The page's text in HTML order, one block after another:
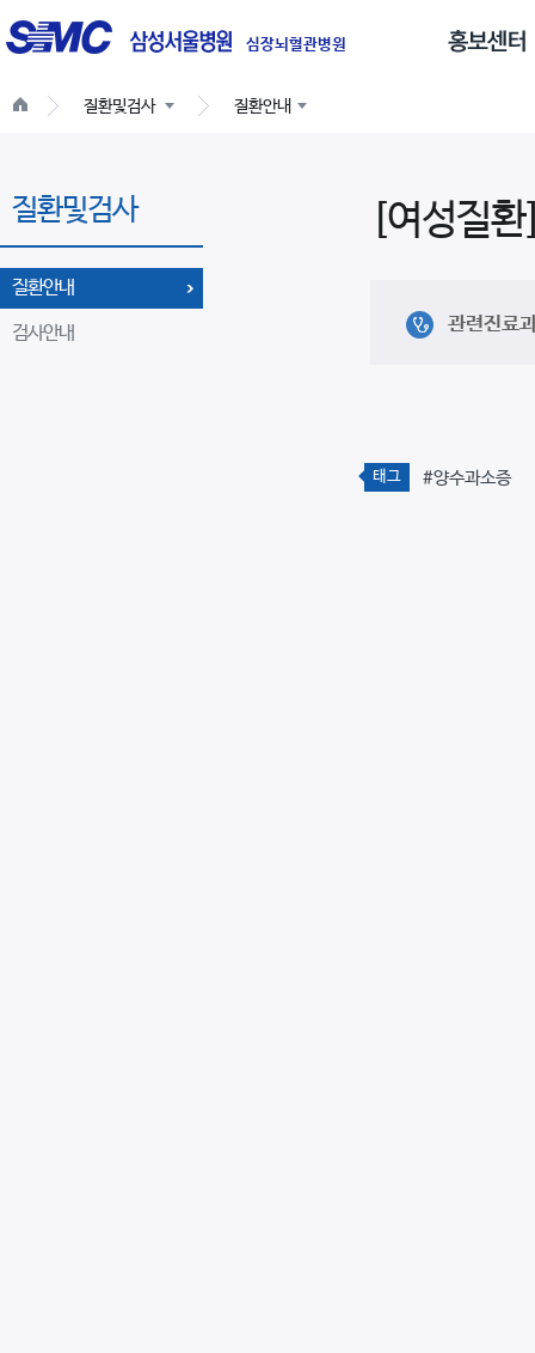
심장뇌혈관병원
글
로
네
이
션
질환및검사 질환안내
질환및검사
질환안내
검사안내
[여성질
관련진료
태그 #양수과소증